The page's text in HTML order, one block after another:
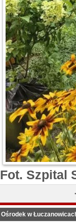
Fot. Szpital
·
Ośrodek w